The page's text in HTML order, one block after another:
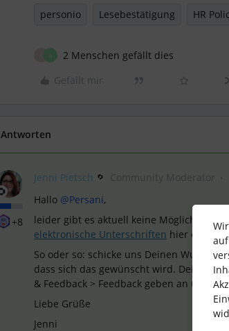
personio Lesebestätigung HR
A
2 Menschen gefällt dies
Gefällt mir
+8
Jenni Pietsch
Hallo @Persani,
leider gibt es aktuell keine Möglichkeit
elektronische Unterschriften hier eine
So oder so: schicke uns Deinen Wunsch
dass sich das gewünscht wird. Dein
& Feedback > Feedback geben an uns
Liebe Grüße
Jenni